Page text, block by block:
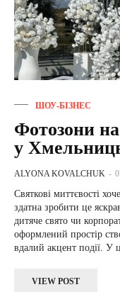
ШОУ-БІЗНЕС
Фотозони
у
ALYONA KOVALCHUK -
Святкові миттєвості
здатна зробити це
дитяче свято чи
оформлений простір
вдалий акцент події. У
VIEW POST